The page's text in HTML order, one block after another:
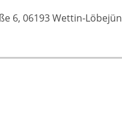
6, 06193 Wettin-Löbejün